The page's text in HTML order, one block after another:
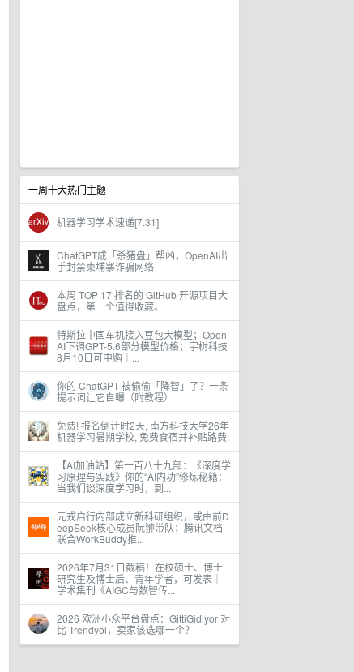
一周十大热门主题
机器学习学术速递[7.31]
ChatGPT成「杀猪盘」帮凶，OpenAI出
手封禁柬埔寨诈骗网络
本周 TOP 17 排名的 GitHub 开源项目大
盘点，第一个值得收藏。
特斯拉中国车机接入豆包大模型；Open
AI下调GPT-5.6部分模型价格；宇树科技
8月10日可申购｜...
你的 ChatGPT 被偷偷「降智」了？一条
提示词让它自曝（附教程）
免费! 报名倒计时2天, 南方科技大学26年
机器学习暑期学校, 免费食宿并补贴路费.
【AI加油站】第一百八十九部：《深度学
习原理与实践》你的“AI内功”修炼秘籍：
当我们谈深度学习时，到...
元戎启行内部成立新科研组织，或由前D
eepSeek核心成员阮翀带队；腾讯文档
联合WorkBuddy推...
2026年7月31日截稿！在校硕士、博士
研究生及博士后、青年学者，可发表｜
学术集刊《AIGC与数智传...
2026 欧洲小众平台盘点：GittiGidiyor 对
比 Trendyol，卖家该选哪一个？